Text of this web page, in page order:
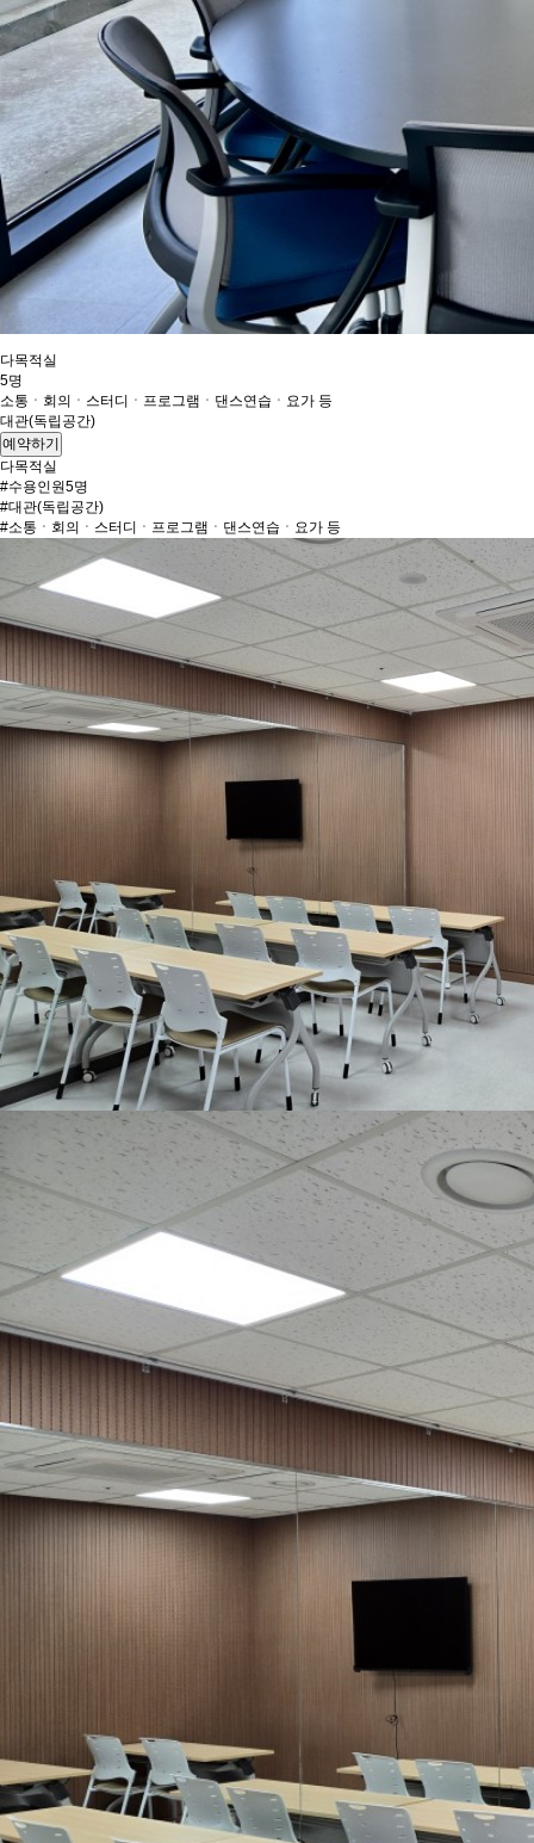
다목적실
5명
소통ㆍ회의ㆍ스터디ㆍ프로그램ㆍ댄스연습ㆍ요가 등
대관(독립공간)
예약하기
다목적실
#수용인원5명
#대관(독립공간)
#소통ㆍ회의ㆍ스터디ㆍ프로그램ㆍ댄스연습ㆍ요가 등